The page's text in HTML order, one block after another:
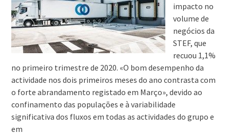
impacto no
volume de
negócios da
STEF, que
recuou 1,1%
no primeiro trimestre de 2020. «O bom desempenho da
actividade nos dois primeiros meses do ano contrasta com
o forte abrandamento registado em Março», devido ao
confinamento das populações e à variabilidade
significativa dos fluxos em todas as actividades do grupo e
em